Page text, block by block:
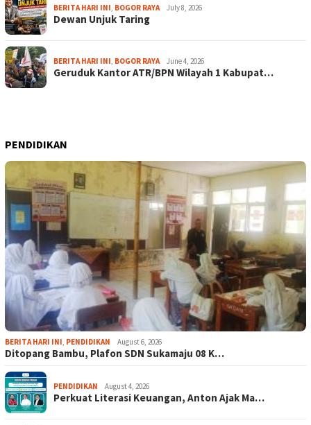
BERITA HARI INI, BOGOR RAYA July 8, 2026
Dewan Unjuk Taring
BERITA HARI INI, BOGOR RAYA June 4, 2026
Geruduk Kantor ATR/BPN Wilayah 1 Kabupat…
PENDIDIKAN
BERITA HARI INI, PENDIDIKAN August 6, 2026
Ditopang Bambu, Plafon SDN Sukamaju 08 K…
PENDIDIKAN August 4, 2026
Perkuat Literasi Keuangan, Anton Ajak Ma…